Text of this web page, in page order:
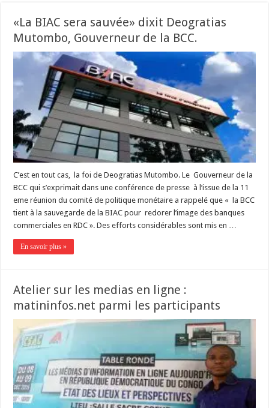
«La BIAC sera sauvée» dixit Deogratias
Mutombo, Gouverneur de la BCC.
C’est en tout cas, la foi de Deogratias Mutombo. Le Gouverneur de la
BCC qui s’exprimait dans une conférence de presse à l’issue de la 11
eme réunion du comité de politique monétaire a rappelé que « la BCC
tient à la sauvegarde de la BIAC pour redorer l’image des banques
commerciales en RDC ». Des efforts considérables sont mis en …
En savoir plus »
Atelier sur les medias en ligne :
matininfos.net parmi les participants